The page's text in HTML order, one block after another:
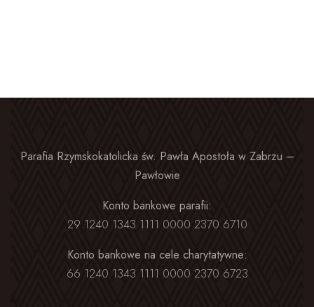
Parafia Rzymskokatolicka św. Pawła Apostoła w Zabrzu –
Pawłowie
Konto bankowe parafii:
29 1240 1343 1111 0000 2370 6710
Konto bankowe na cele charytatywne:
66 1240 1343 1111 0000 2370 6723